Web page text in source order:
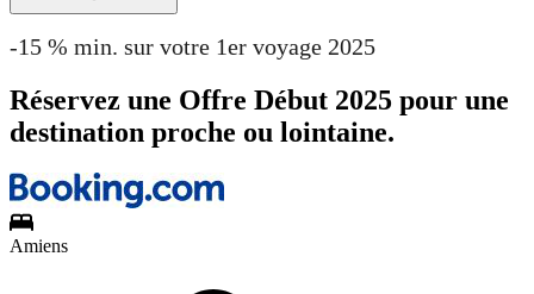
-15 % min. sur votre 1er voyage 2025
Réservez une Offre Début 2025 pour une
destination proche ou lointaine.
Amiens